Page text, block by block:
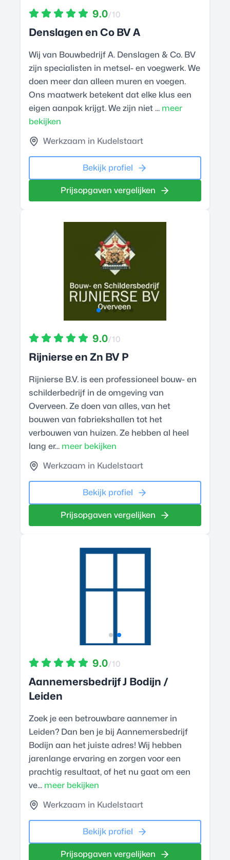
9.0/10
Denslagen en Co BV A
Wij van Bouwbedrijf A. Denslagen & Co. BV
zijn specialisten in metsel- en voegwerk. We
doen meer dan alleen muren en voegen.
Ons maatwerk betekent dat elke klus een
eigen aanpak krijgt. We zijn niet ... meer
bekijken
Werkzaam in Kudelstaart
Bekijk profiel
Prijsopgaven vergelijken
9.0/10
Rijnierse en Zn BV P
Rijnierse B.V. is een professioneel bouw- en
schilderbedrijf in de omgeving van
Overveen. Ze doen van alles, van het
bouwen van fabriekshallen tot het
verbouwen van huizen. Ze hebben al heel
lang er... meer bekijken
Werkzaam in Kudelstaart
Bekijk profiel
Prijsopgaven vergelijken
9.0/10
Aannemersbedrijf J Bodijn /
Leiden
Zoek je een betrouwbare aannemer in
Leiden? Dan ben je bij Aannemersbedrijf
Bodijn aan het juiste adres! Wij hebben
jarenlange ervaring en zorgen voor een
prachtig resultaat, of het nu gaat om een
ve... meer bekijken
Werkzaam in Kudelstaart
Bekijk profiel
Prijsopgaven vergelijken